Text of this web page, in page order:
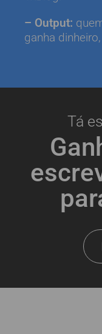
– Output:
ganha
Tá